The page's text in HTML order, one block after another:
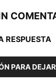
RESPUESTA
PARA